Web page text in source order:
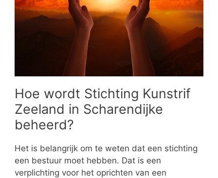
Hoe wordt Stichting Kunstrif
Zeeland in Scharendijke
beheerd?
Het is belangrijk om te weten dat een stichting
een bestuur moet hebben. Dat is een
verplichting voor het oprichten van een